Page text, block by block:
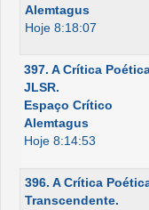
Alemtagus
Hoje 8:18:07
397. A Crítica
JLSR.
Espaço Crítico
Alemtagus
Hoje 8:14:53
396. A Crítica
Transcendente.